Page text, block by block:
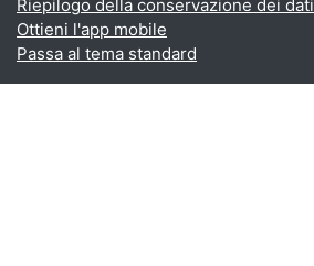
Riepilogo della conservazione dei dati
Ottieni l'app mobile
Passa al tema standard